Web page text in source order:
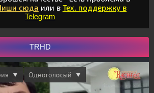
сюда или в Тех. поддержку в
Telegram
TRHD